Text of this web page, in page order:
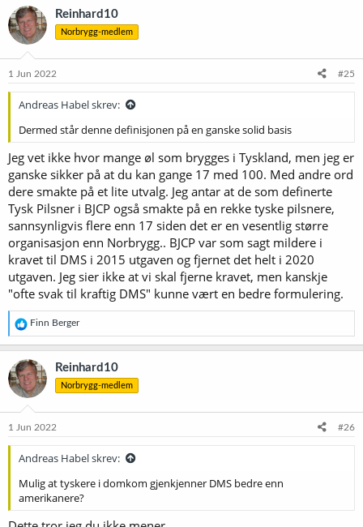
k
s
j
o
e
Reinhard10
Norbrygg-medlem
1 Jun 2022 #25
Andreas Habel skrev:
Dermed står denne definisjonen på en ganske solid basis
Jeg vet ikke hvor mange øl som brygges i Tyskland, men jeg er
ganske sikker på at du kan gange 17 med 100. Med andre ord
dere smakte på et lite utvalg. Jeg antar at de som definerte
Tysk Pilsner i BJCP også smakte på en rekke tyske pilsnere,
sannsynligvis flere enn 17 siden det er en vesentlig større
organisasjon enn Norbrygg.. BJCP var som sagt mildere i
kravet til DMS i 2015 utgaven og fjernet det helt i 2020
utgaven. Jeg sier ikke at vi skal fjerne kravet, men kanskje
"ofte svak til kraftig DMS" kunne vært en bedre formulering.
R
e
a
k
s
j
o
e
Finn Berger
Reinhard10
Norbrygg-medlem
1 Jun 2022 #26
Andreas Habel skrev:
Mulig at tyskere i domkom gjenkjenner DMS bedre enn
amerikanere?